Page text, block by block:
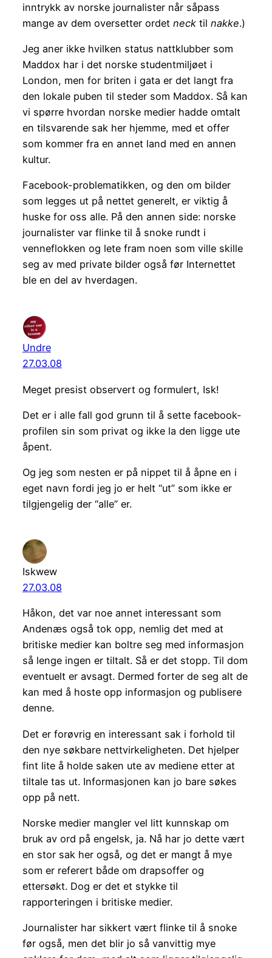
inntrykk av norske journalister når såpass
mange av dem oversetter ordet necktil nakke.)
Jeg aner ikke hvilken status nattklubber som
Maddox har i det norske studentmiljøet i
London, men for briten i gata er det langt fra
den lokale puben til steder som Maddox. Så kan
vi spørre hvordan norske medier hadde omtalt
en tilsvarende sak her hjemme, med et offer
som kommer fra en annet land med en annen
kultur.
Facebook-problematikken, og den om bilder
som legges ut på nettet generelt, er viktig å
huske for oss alle. På den annen side: norske
journalister var flinke til å snoke rundt i
venneflokken og lete fram noen som ville skille
seg av med private bilder også før Internettet
ble en del av hverdagen.
Undre
27.03.08
Meget presist observert og formulert, Isk!
Det er i alle fall god grunn til å sette facebook-
profilen sin som privat og ikke la den ligge ute
åpent.
Og jeg som nesten er på nippet til å åpne en i
eget navn fordi jeg jo er helt “ut” som ikke er
tilgjengelig der “alle” er.
Iskwew
27.03.08
Håkon, det var noe annet interessant som
Andenæs også tok opp, nemlig det med at
britiske medier kan boltre seg med informasjon
så lenge ingen er tiltalt. Så er det stopp. Til dom
eventuelt er avsagt. Dermed forter de seg alt de
kan med å hoste opp informasjon og publisere
denne.
Det er forøvrig en interessant sak i forhold til
den nye søkbare nettvirkeligheten. Det hjelper
fint lite å holde saken ute av mediene etter at
tiltale tas ut. Informasjonen kan jo bare søkes
opp på nett.
Norske medier mangler vel litt kunnskap om
bruk av ord på engelsk, ja. Nå har jo dette vært
en stor sak her også, og det er mangt å mye
som er referert både om drapsoffer og
ettersøkt. Dog er det et stykke til
rapporteringen i britiske medier.
Journalister har sikkert vært flinke til å snoke
før også, men det blir jo så vanvittig mye